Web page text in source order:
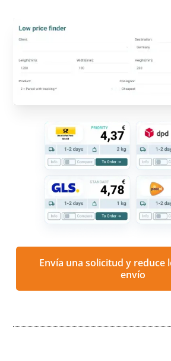
Envía una solicitud y reduce
envío